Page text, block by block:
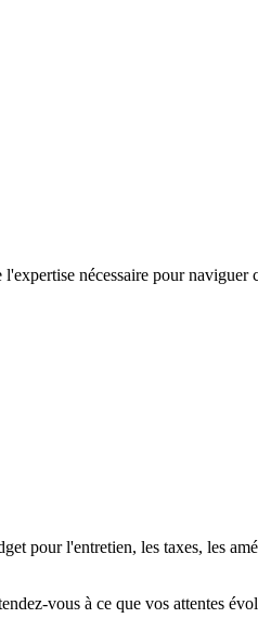
nécessaire pour naviguer
pour l'entretien, les taxes, les
vous à ce que vos attentes